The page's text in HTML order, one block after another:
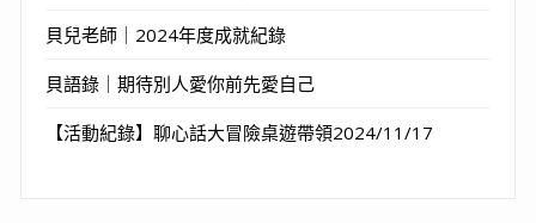
貝兒老師｜2024年度成就紀錄
貝語錄｜期待別人愛你前先愛自己
【活動紀錄】聊心話大冒險桌遊帶領2024/11/17